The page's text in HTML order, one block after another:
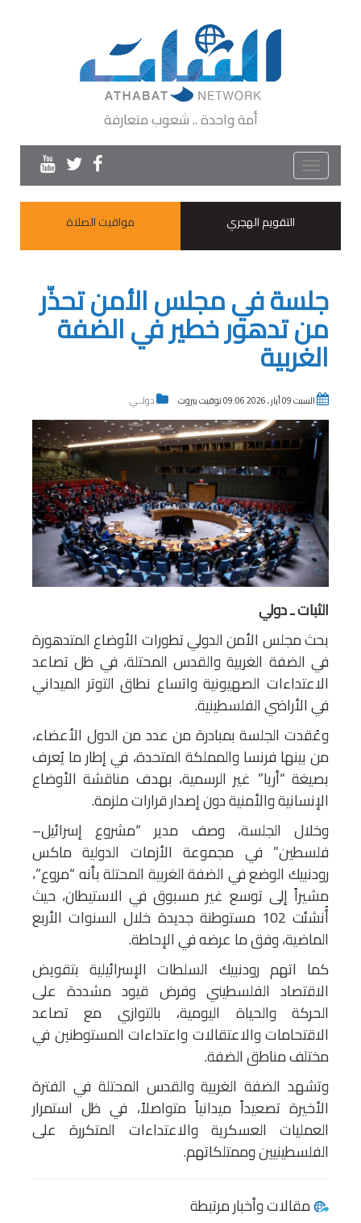
أمة واحدة .. شعوب متعارفة
Toggle
navigation
التقويم الهجري
مواقيت الصلاة
جلسة في مجلس الأمن تحذّر
من تدهور خطير في الضفة
الغربية
السبت 09 أيار , 2026 09:06 توقيت بيروت دولــي
الثبات ـ دولي
بحث مجلس الأمن الدولي تطورات الأوضاع المتدهورة
في الضفة الغربية والقدس المحتلة، في ظل تصاعد
الاعتداءات الصهيونية واتساع نطاق التوتر الميداني
في الأراضي الفلسطينية.
وعُقدت الجلسة بمبادرة من عدد من الدول الأعضاء،
من بينها فرنسا والمملكة المتحدة، في إطار ما يُعرف
بصيغة “أريا” غير الرسمية، بهدف مناقشة الأوضاع
الإنسانية والأمنية دون إصدار قرارات ملزمة.
وخلال الجلسة، وصف مدير “مشروع إسرائيل–
فلسطين” في مجموعة الأزمات الدولية ماكس
رودنبيك الوضع في الضفة الغربية المحتلة بأنه “مروع”،
مشيراً إلى توسع غير مسبوق في الاستيطان، حيث
أُنشئت 102 مستوطنة جديدة خلال السنوات الأربع
الماضية، وفق ما عرضه في الإحاطة.
كما اتهم رودنبيك السلطات الإسرائيلية بتقويض
الاقتصاد الفلسطيني وفرض قيود مشددة على
الحركة والحياة اليومية، بالتوازي مع تصاعد
الاقتحامات والاعتقالات واعتداءات المستوطنين في
مختلف مناطق الضفة.
وتشهد الضفة الغربية والقدس المحتلة في الفترة
الأخيرة تصعيداً ميدانياً متواصلاً، في ظل استمرار
العمليات العسكرية والاعتداءات المتكررة على
الفلسطينيين وممتلكاتهم.
مقالات وأخبار مرتبطة